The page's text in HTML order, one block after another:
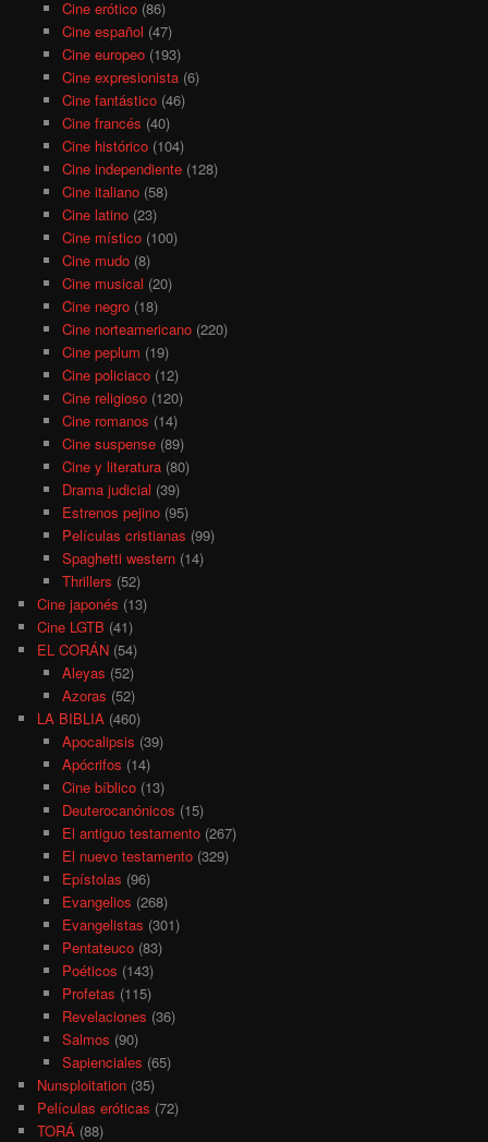
Cine erótico(86)
Cine español (47)
Cine europeo(193)
Cine expresionista(6)
Cine fantástico(46)
Cine francés (40)
Cine histórico(104)
Cine independiente(128)
Cine italiano(58)
Cine latino(23)
Cine místico(100)
Cine mudo(8)
Cine musical (20)
Cine negro(18)
Cine norteamericano(220)
Cine peplum (19)
Cine policiaco(12)
Cine religioso(120)
Cine romanos (14)
Cine suspense(89)
Cine y literatura(80)
Drama judicial (39)
Estrenos pejino(95)
Películas cristianas (99)
Spaghetti western(14)
Thrillers (52)
Cine japonés (13)
Cine LGTB (41)
EL CORÁN (54)
Aleyas (52)
Azoras (52)
LA BIBLIA (460)
Apocalipsis (39)
Apócrifos (14)
Cine bíblico(13)
Deuterocanónicos (15)
El antiguo testamento(267)
El nuevo testamento(329)
Epístolas (96)
Evangelios (268)
Evangelistas (301)
Pentateuco(83)
Poéticos (143)
Profetas (115)
Revelaciones (36)
Salmos (90)
Sapienciales (65)
Nunsploitation (35)
Películas eróticas (72)
TORÁ (88)